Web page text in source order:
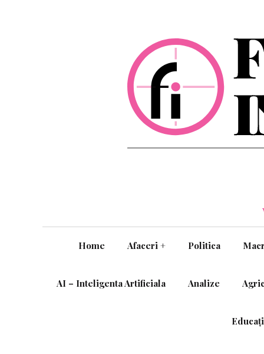
Home Afaceri + Politica
AI – Inteligenta Artificiala Analize